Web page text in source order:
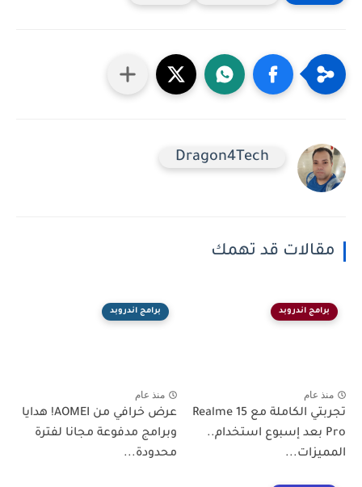
Dragon4Tech
مقالات قد تهمك
برامج اندروبد
منذ عام
تجربتي الكاملة مع Realme 15
Pro بعد إسبوع استخدام..
المميزات...
برامج اندروبد
منذ عام
عرض خرافي من AOMEI! هدايا
وبرامج مدفوعة مجانا لفترة
محدودة...